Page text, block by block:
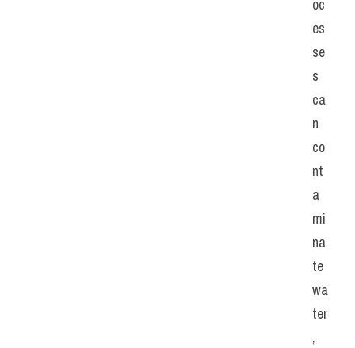
oc
es
se
s
ca
n
co
nt
a
mi
na
te
wa
ter
,